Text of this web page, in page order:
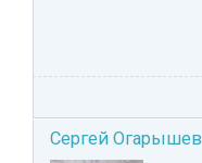
Сергей Огарышев